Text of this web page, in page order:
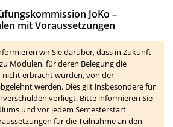
JoKo –
mit Voraussetzungen
wir Sie darüber, dass in Zukunft
Modulen, für deren Belegung die
nicht erbracht wurden, von der
werden. Dies gilt insbesondere für
vorliegt. Bitte informieren Sie
und vor jedem Semesterstart
für die Teilnahme an den